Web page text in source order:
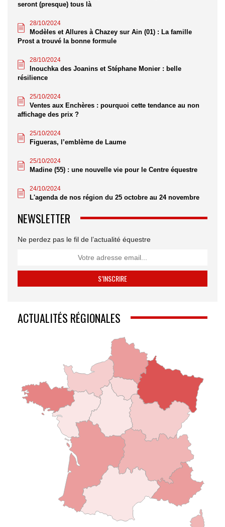
seront (presque) tous là
28/10/2024
Modèles et Allures à Chazey sur Ain (01) : La famille
Prost a trouvé la bonne formule
28/10/2024
Inouchka des Joanins et Stéphane Monier : belle
résilience
25/10/2024
Ventes aux Enchères : pourquoi cette tendance au non
affichage des prix ?
25/10/2024
Figueras, l’emblème de Laume
25/10/2024
Madine (55) : une nouvelle vie pour le Centre équestre
24/10/2024
L'agenda de nos région du 25 octobre au 24 novembre
NEWSLETTER
Ne perdez pas le fil de l’actualité équestre
ACTUALITÉS RÉGIONALES